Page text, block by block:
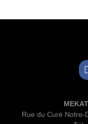
Rue du Curé Notre-